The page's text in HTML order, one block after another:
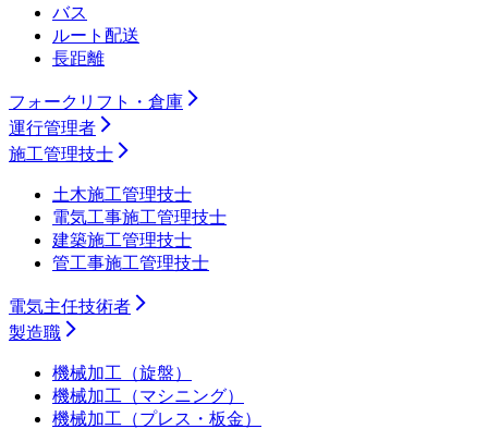
バス
ルート配送
長距離
フォークリフト・倉庫
運行管理者
施工管理技士
土木施工管理技士
電気工事施工管理技士
建築施工管理技士
管工事施工管理技士
電気主任技術者
製造職
機械加工（旋盤）
機械加工（マシニング）
機械加工（プレス・板金）